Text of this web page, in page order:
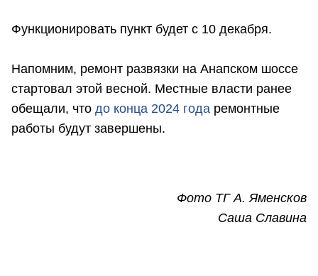
Функционировать пункт будет с 10 декабря.
Напомним, ремонт развязки на Анапском шоссе
стартовал этой весной. Местные власти ранее
обещали, что до конца 2024 года ремонтные
работы будут завершены.
Фото ТГ А. Яменсков
Саша Славина